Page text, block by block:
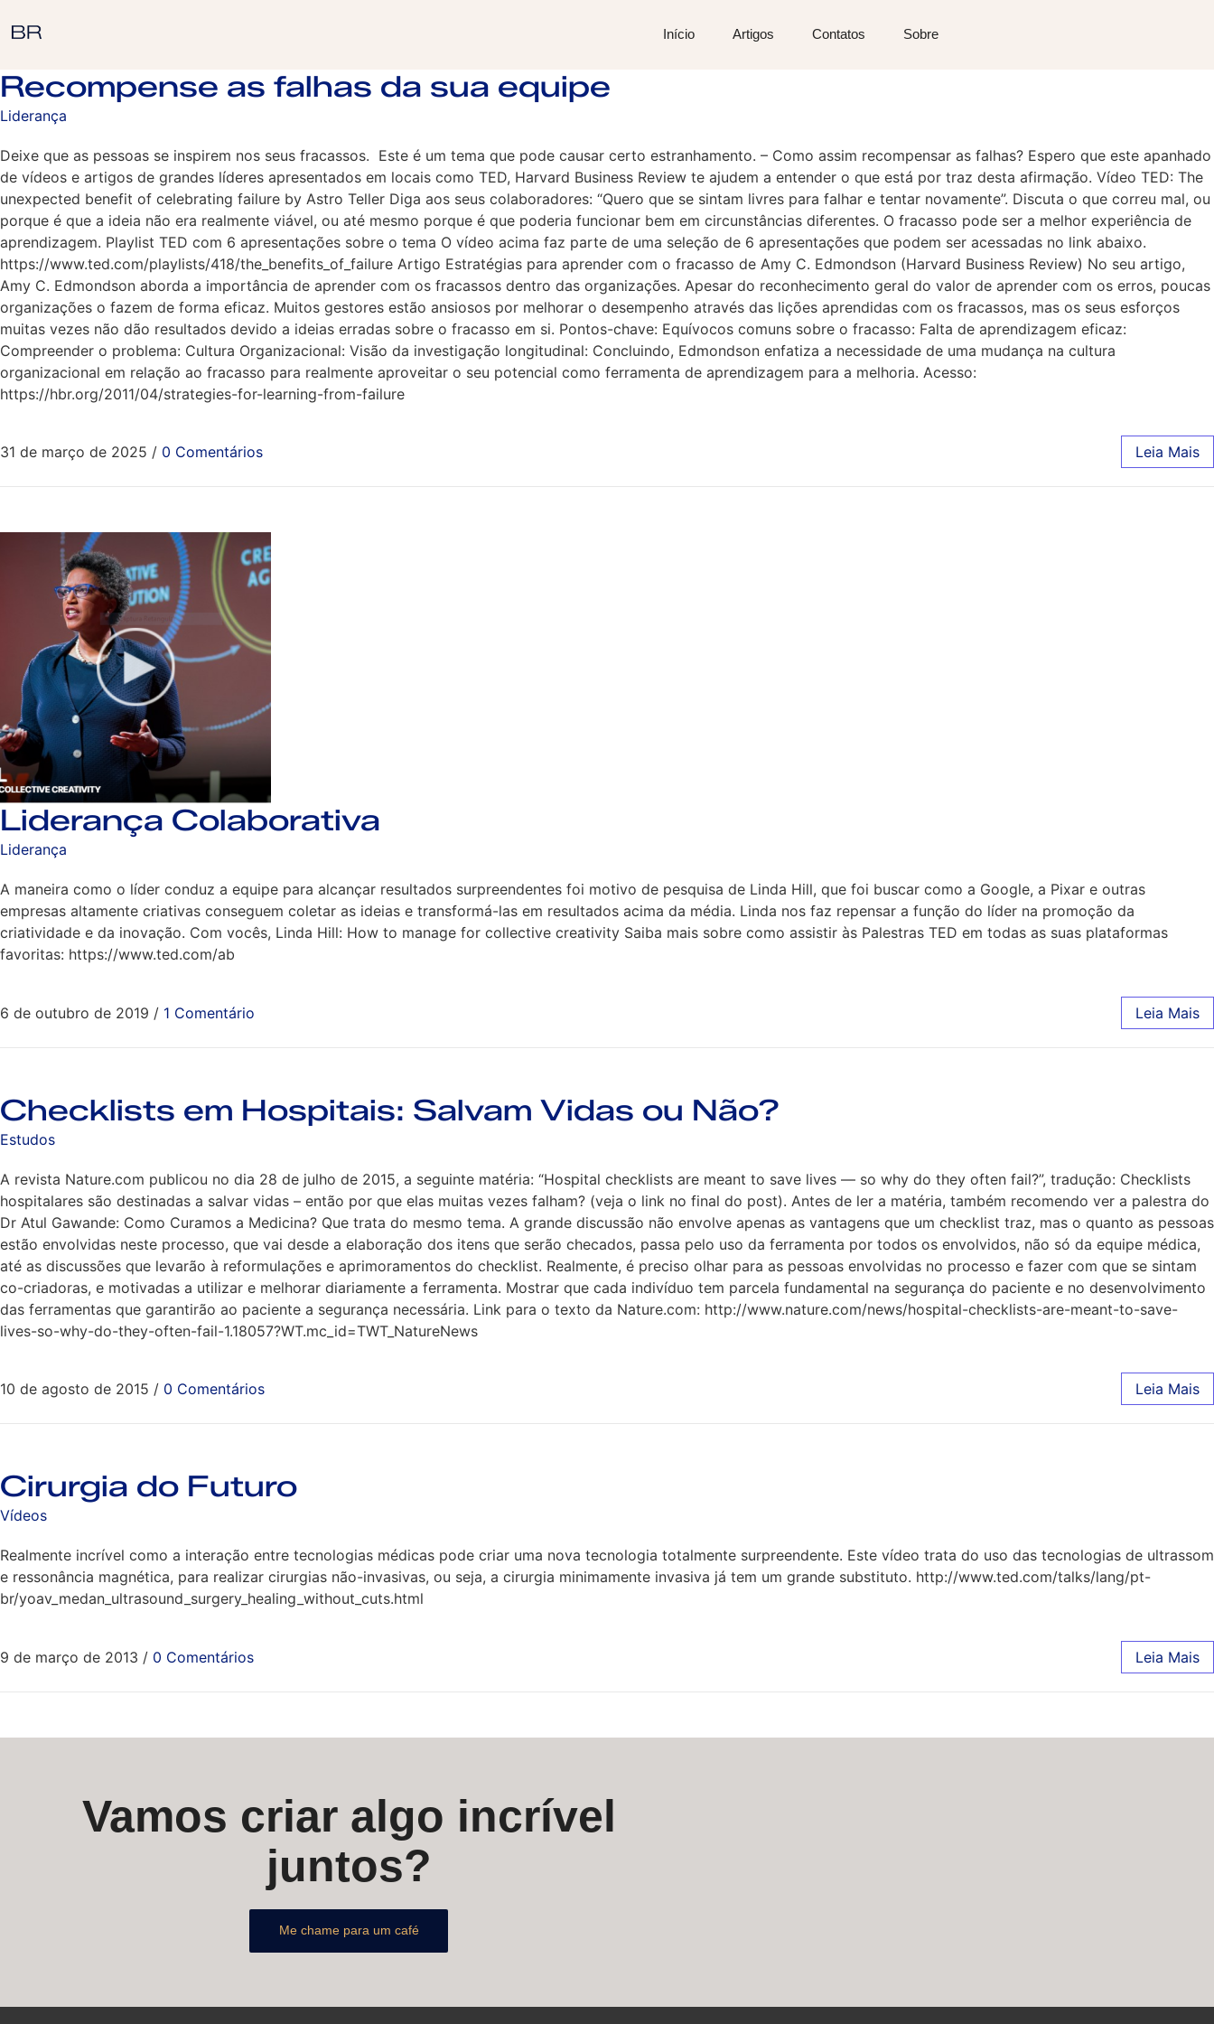
Início Artigos Contatos Sobre
Recompense as falhas da sua equipe
Liderança
Deixe que as pessoas se inspirem nos seus fracassos. Este é um tema que pode causar certo estranhamento. – Como assim recompensar as falhas? Espero que este apanhado
de vídeos e artigos de grandes líderes apresentados em locais como TED, Harvard Business Review te ajudem a entender o que está por traz desta afirmação. Vídeo TED: The
unexpected benefit of celebrating failure by Astro Teller Diga aos seus colaboradores: “Quero que se sintam livres para falhar e tentar novamente”. Discuta o que correu mal, ou
porque é que a ideia não era realmente viável, ou até mesmo porque é que poderia funcionar bem em circunstâncias diferentes. O fracasso pode ser a melhor experiência de
aprendizagem. Playlist TED com 6 apresentações sobre o tema O vídeo acima faz parte de uma seleção de 6 apresentações que podem ser acessadas no link abaixo.
https://www.ted.com/playlists/418/the_benefits_of_failure Artigo Estratégias para aprender com o fracasso de Amy C. Edmondson (Harvard Business Review) No seu artigo,
Amy C. Edmondson aborda a importância de aprender com os fracassos dentro das organizações. Apesar do reconhecimento geral do valor de aprender com os erros, poucas
organizações o fazem de forma eficaz. Muitos gestores estão ansiosos por melhorar o desempenho através das lições aprendidas com os fracassos, mas os seus esforços
muitas vezes não dão resultados devido a ideias erradas sobre o fracasso em si. Pontos-chave: Equívocos comuns sobre o fracasso: Falta de aprendizagem eficaz:
Compreender o problema: Cultura Organizacional: Visão da investigação longitudinal: Concluindo, Edmondson enfatiza a necessidade de uma mudança na cultura
organizacional em relação ao fracasso para realmente aproveitar o seu potencial como ferramenta de aprendizagem para a melhoria. Acesso:
https://hbr.org/2011/04/strategies-for-learning-from-failure
31 de março de 2025 / 0 Comentários Leia Mais
Liderança Colaborativa
Liderança
A maneira como o líder conduz a equipe para alcançar resultados surpreendentes foi motivo de pesquisa de Linda Hill, que foi buscar como a Google, a Pixar e outras
empresas altamente criativas conseguem coletar as ideias e transformá-las em resultados acima da média. Linda nos faz repensar a função do líder na promoção da
criatividade e da inovação. Com vocês, Linda Hill: How to manage for collective creativity Saiba mais sobre como assistir às Palestras TED em todas as suas plataformas
favoritas: https://www.ted.com/ab
6 de outubro de 2019 / 1 Comentário Leia Mais
Checklists em Hospitais: Salvam Vidas ou Não?
Estudos
A revista Nature.com publicou no dia 28 de julho de 2015, a seguinte matéria: “Hospital checklists are meant to save lives — so why do they often fail?”, tradução: Checklists
hospitalares são destinadas a salvar vidas – então por que elas muitas vezes falham? (veja o link no final do post). Antes de ler a matéria, também recomendo ver a palestra do
Dr Atul Gawande: Como Curamos a Medicina? Que trata do mesmo tema. A grande discussão não envolve apenas as vantagens que um checklist traz, mas o quanto as pessoas
estão envolvidas neste processo, que vai desde a elaboração dos itens que serão checados, passa pelo uso da ferramenta por todos os envolvidos, não só da equipe médica,
até as discussões que levarão à reformulações e aprimoramentos do checklist. Realmente, é preciso olhar para as pessoas envolvidas no processo e fazer com que se sintam
co-criadoras, e motivadas a utilizar e melhorar diariamente a ferramenta. Mostrar que cada indivíduo tem parcela fundamental na segurança do paciente e no desenvolvimento
das ferramentas que garantirão ao paciente a segurança necessária. Link para o texto da Nature.com: http://www.nature.com/news/hospital-checklists-are-meant-to-save-
lives-so-why-do-they-often-fail-1.18057?WT.mc_id=TWT_NatureNews
10 de agosto de 2015 / 0 Comentários Leia Mais
Cirurgia do Futuro
Vídeos
Realmente incrível como a interação entre tecnologias médicas pode criar uma nova tecnologia totalmente surpreendente. Este vídeo trata do uso das tecnologias de ultrassom
e ressonância magnética, para realizar cirurgias não-invasivas, ou seja, a cirurgia minimamente invasiva já tem um grande substituto. http://www.ted.com/talks/lang/pt-
br/yoav_medan_ultrasound_surgery_healing_without_cuts.html
9 de março de 2013 / 0 Comentários Leia Mais
Vamos criar algo incrível
juntos?
Me chame para um café